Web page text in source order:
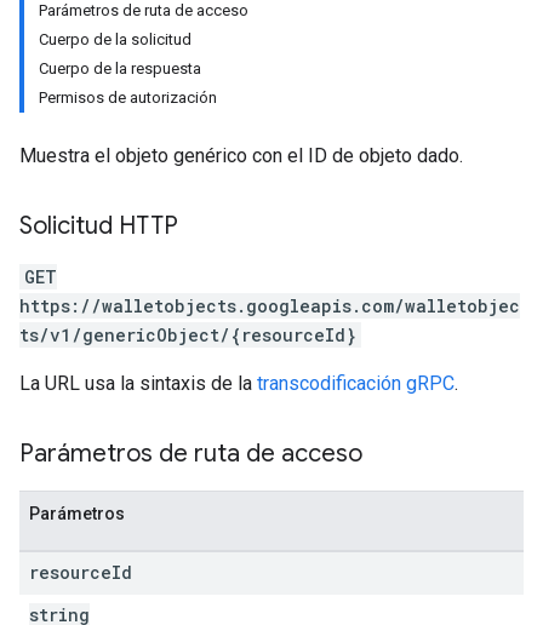
Parámetros de ruta de acceso
Cuerpo de la solicitud
Cuerpo de la respuesta
Permisos de autorización
Muestra el objeto genérico con el ID de objeto dado.
Solicitud HTTP
GET
https://walletobjects.googleapis.com/walletobjec
ts/v1/genericObject/{resourceId}
La URL usa la sintaxis de la transcodificación gRPC.
Parámetros de ruta de acceso
Parámetros
resourceId
string